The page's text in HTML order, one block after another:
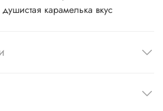
карамелька вкус